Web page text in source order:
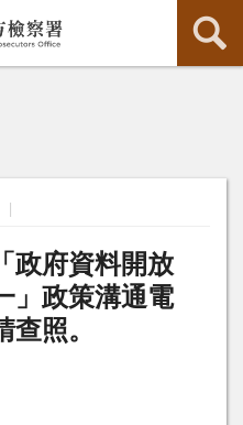
政府資料開放
」政策溝通電
照。